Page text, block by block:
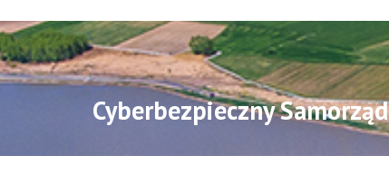
Cyberbezpieczny Samorząd